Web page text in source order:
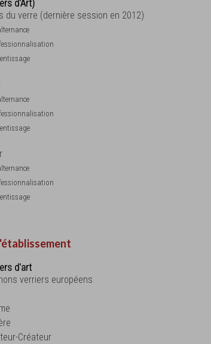
d'Art)
du verre (dernière session en 2012)
d'art
verriers européens
Créateur